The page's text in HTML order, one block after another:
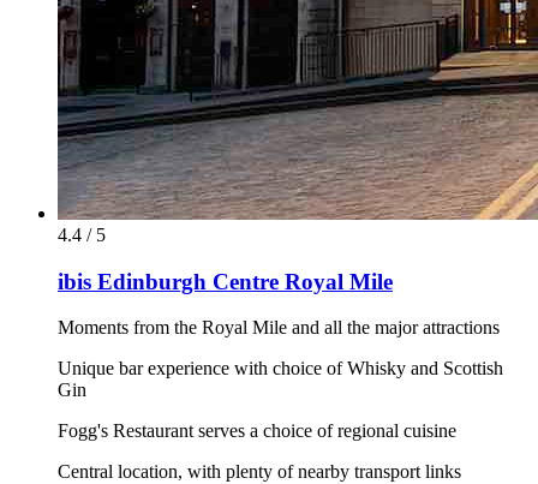
4.4 / 5
ibis Edinburgh Centre Royal Mile
Moments from the Royal Mile and all the major attractions
Unique bar experience with choice of Whisky and Scottish
Gin
Fogg's Restaurant serves a choice of regional cuisine
Central location, with plenty of nearby transport links